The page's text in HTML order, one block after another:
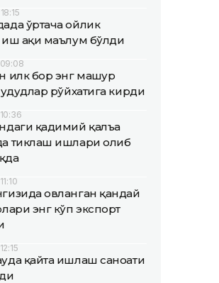
ўртача ойлик
ҳақи маълум бўлди
илк бор энг машҳур
рўйхатига кирди
қадимий қалъа
тиклаш ишлари олиб
овланган қандай
энг кўп экспорт
қайта ишлаш саноати